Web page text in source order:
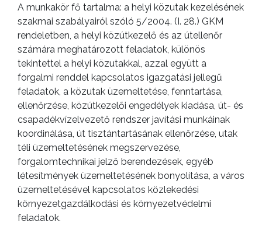
A
VÁROS
PÉNZÜGYEI
KÖLTSÉGVETÉSI
RENDELETEK
A munkakör fő tartalma: a helyi közutak kezelésének
szakmai szabályairól szóló 5/2004. (I. 28.) GKM
rendeletben, a helyi közútkezelő és az útellenőr
számára meghatározott feladatok, különös
tekintettel a helyi közutakkal, azzal együtt a
forgalmi renddel kapcsolatos igazgatási jellegű
feladatok, a közutak üzemeltetése, fenntartása,
ellenőrzése, közútkezelői engedélyek kiadása, út- és
csapadékvízelvezető rendszer javítási munkáinak
koordinálása, út tisztántartásának ellenőrzése, utak
téli üzemeltetésének megszervezése,
forgalomtechnikai jelző berendezések, egyéb
létesítmények üzemeltetésének bonyolítása, a város
üzemeltetésével kapcsolatos közlekedési
környezetgazdálkodási és környezetvédelmi
feladatok.